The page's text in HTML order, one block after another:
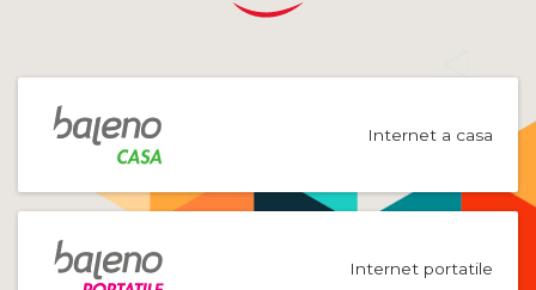
Internet a casa
Internet portatile